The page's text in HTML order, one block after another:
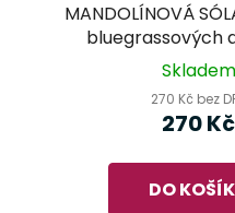
MANDOLÍNOVÁ
bluegrassových
hitech - Jan
Skladem
270 Kč bez
270 Kč
DO